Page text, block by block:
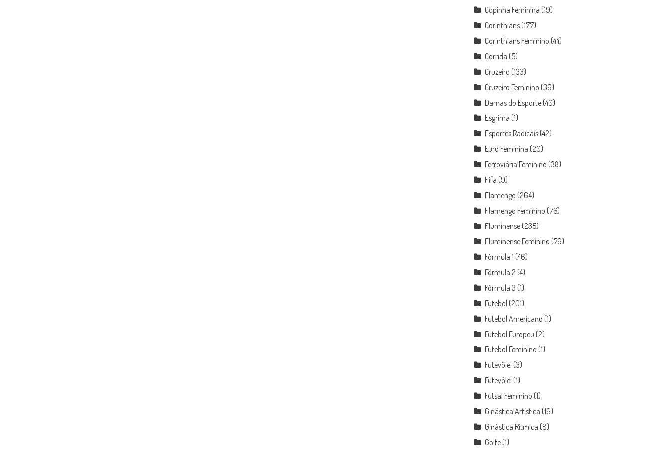
Copinha Feminina (19)
Corinthians (177)
Corinthians Feminino (44)
Corrida (5)
Cruzeiro (133)
Cruzeiro Feminino (36)
Damas do Esporte (40)
Esgrima (1)
Esportes Radicais (42)
Euro Feminina (20)
Ferroviária Feminino (38)
Fifa (9)
Flamengo (264)
Flamengo Feminino (76)
Fluminense (235)
Fluminense Feminino (76)
Fórmula 1 (46)
Fórmula 2 (4)
Fórmula 3 (1)
Futebol (201)
Futebol Americano (1)
Futebol Europeu (2)
Futebol Feminino (1)
Futevôlei (3)
Futevôlei (1)
Futsal Feminino (1)
Ginástica Artística (16)
Ginástica Rítmica (8)
Golfe (1)